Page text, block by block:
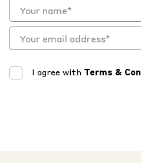
I agree with Terms &